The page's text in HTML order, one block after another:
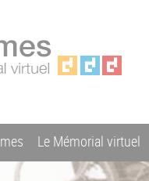
Le Mémorial virtuel